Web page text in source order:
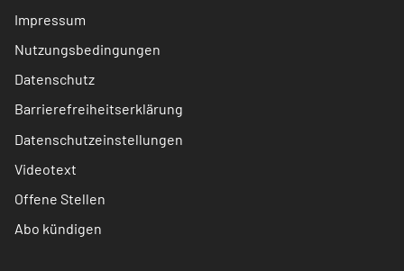
Impressum
Nutzungsbedingungen
Datenschutz
Barrierefreiheitserklärung
Datenschutzeinstellungen
Videotext
Offene Stellen
Abo kündigen